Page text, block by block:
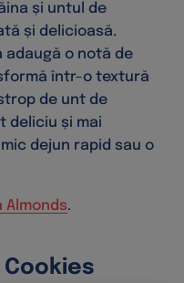
și untul de
și delicioasă.
adaugă o notă de
într-o textură
de unt de
deliciu și mai
dejun rapid sau o
Almonds.